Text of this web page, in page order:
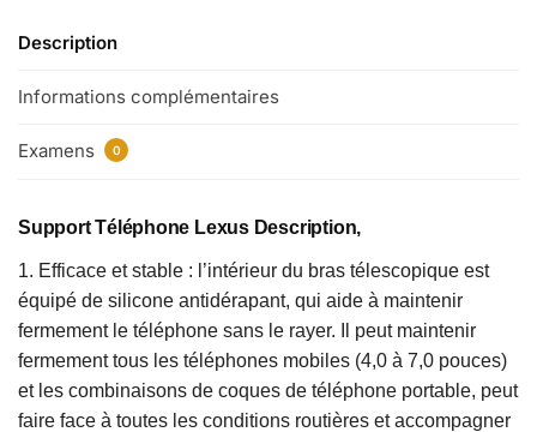
Description
Informations complémentaires
Examens 0
Support Téléphone Lexus Description,
1. Efficace et stable : l’intérieur du bras télescopique est
équipé de silicone antidérapant, qui aide à maintenir
fermement le téléphone sans le rayer. Il peut maintenir
fermement tous les téléphones mobiles (4,0 à 7,0 pouces)
et les combinaisons de coques de téléphone portable, peut
faire face à toutes les conditions routières et accompagner